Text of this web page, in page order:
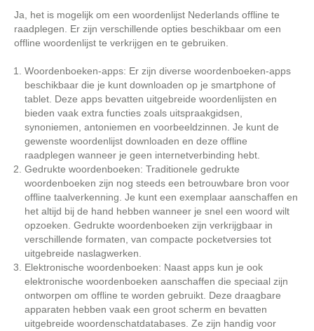
Ja, het is mogelijk om een woordenlijst Nederlands offline te
raadplegen. Er zijn verschillende opties beschikbaar om een
offline woordenlijst te verkrijgen en te gebruiken.
Woordenboeken-apps: Er zijn diverse woordenboeken-apps
beschikbaar die je kunt downloaden op je smartphone of
tablet. Deze apps bevatten uitgebreide woordenlijsten en
bieden vaak extra functies zoals uitspraakgidsen,
synoniemen, antoniemen en voorbeeldzinnen. Je kunt de
gewenste woordenlijst downloaden en deze offline
raadplegen wanneer je geen internetverbinding hebt.
Gedrukte woordenboeken: Traditionele gedrukte
woordenboeken zijn nog steeds een betrouwbare bron voor
offline taalverkenning. Je kunt een exemplaar aanschaffen en
het altijd bij de hand hebben wanneer je snel een woord wilt
opzoeken. Gedrukte woordenboeken zijn verkrijgbaar in
verschillende formaten, van compacte pocketversies tot
uitgebreide naslagwerken.
Elektronische woordenboeken: Naast apps kun je ook
elektronische woordenboeken aanschaffen die speciaal zijn
ontworpen om offline te worden gebruikt. Deze draagbare
apparaten hebben vaak een groot scherm en bevatten
uitgebreide woordenschatdatabases. Ze zijn handig voor